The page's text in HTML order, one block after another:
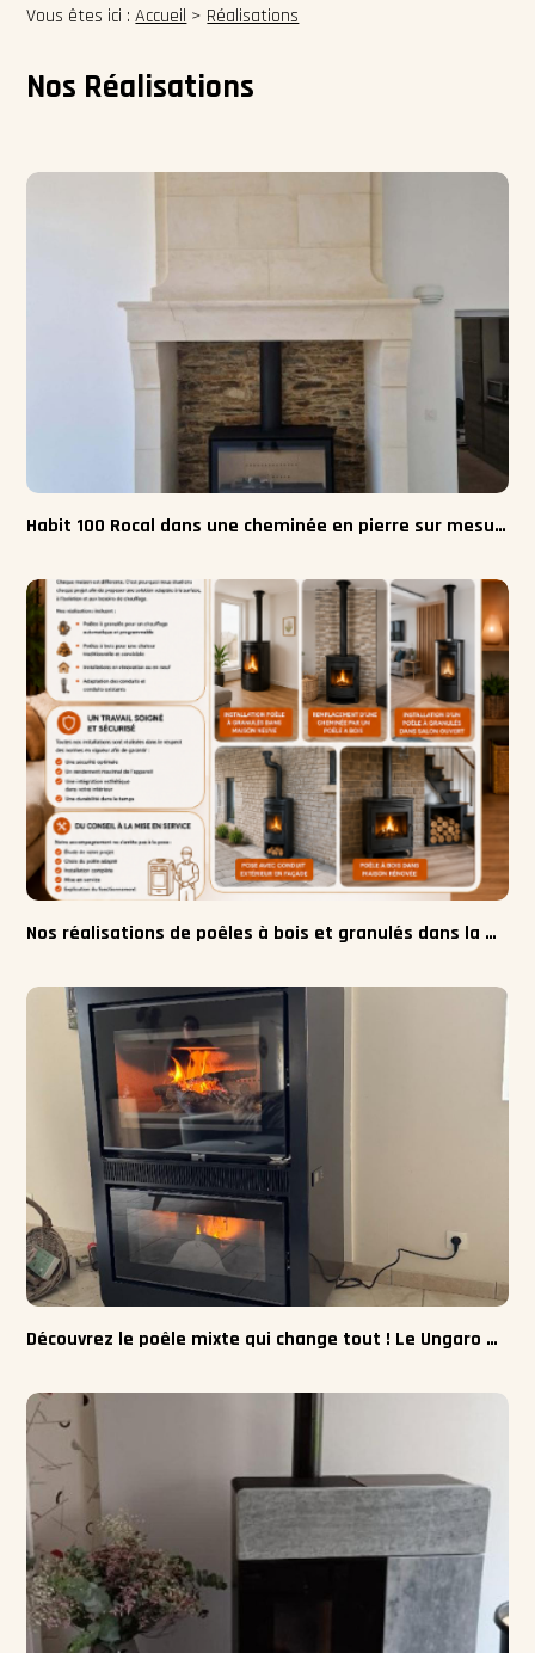
Vous êtes ici :Accueil > Réalisations
Nos Réalisations
Habit 100 Rocal dans une cheminée en pierre sur mesure à Balleroy-sur-Drôme
Nos réalisations de poêles à bois et granulés dans la Manche
Découvrez le poêle mixte qui change tout ! Le Ungaro Combo Air